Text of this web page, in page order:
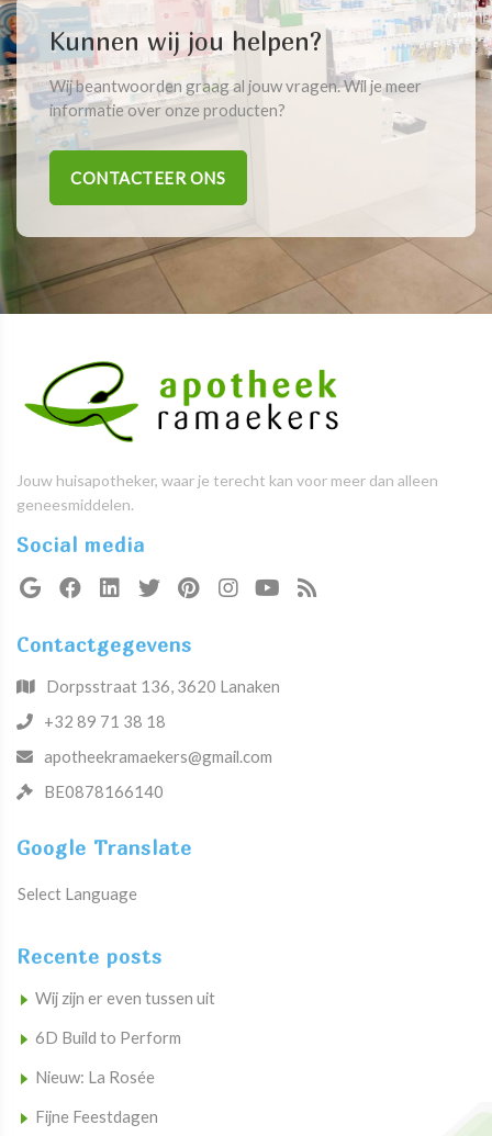
Kunnen wij jou helpen?
Wij beantwoorden graag al jouw vragen. Wil je meer
informatie over onze producten?
CONTACTEER ONS
Jouw huisapotheker, waar je terecht kan voor meer dan alleen
geneesmiddelen.
Social media
Contactgegevens
Dorpsstraat 136, 3620 Lanaken
+32 89 71 38 18
apotheekramaekers@gmail.com
BE0878166140
Google Translate
Select Language
Recente posts
Wij zijn er even tussen uit
6D Build to Perform
Nieuw: La Rosée
Fijne Feestdagen